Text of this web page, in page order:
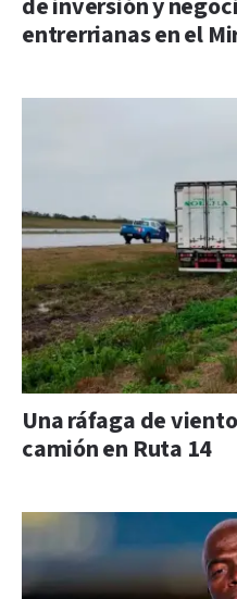
de inversión y
entrerrianas en el
Una ráfaga de
camión en Ruta 14